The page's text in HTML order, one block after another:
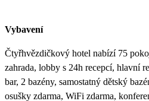
Vybavení
Čtyřhvězdičkový hotel nabízí 75
zahrada, lobby s 24h recepcí, hlavní
bar, 2 bazény, samostatný dětský
osušky zdarma, WiFi zdarma,